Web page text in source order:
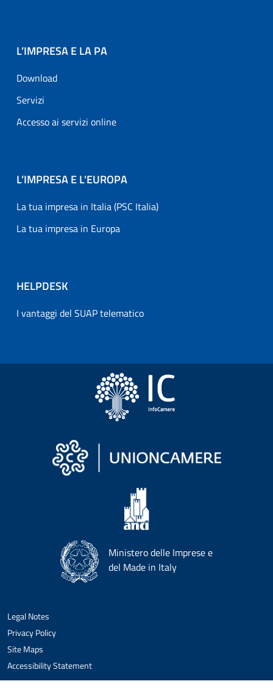
L’IMPRESA E LA PA
Download
Servizi
Accesso ai servizi online
L’IMPRESA E L'EUROPA
La tua impresa in Italia (PSC Italia)
La tua impresa in Europa
HELPDESK
I vantaggi del SUAP telematico
Ministero delle Imprese e
del Made in Italy
Legal Notes
Privacy Policy
Site Maps
Accessibility Statement